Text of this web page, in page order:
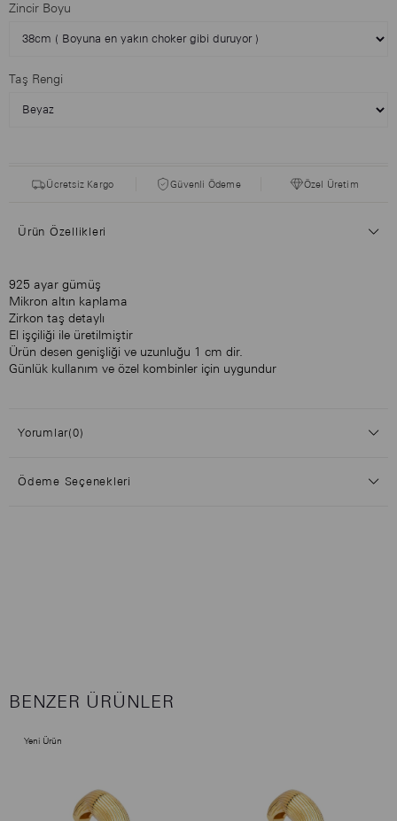
Zincir Boyu
Taş Rengi
Ücretsiz Kargo Güvenli Ödeme Özel Üretim
Ürün Özellikleri
925 ayar gümüş
Mikron altın kaplama
Zirkon taş detaylı
El işçiliği ile üretilmiştir
Ürün desen genişliği ve uzunluğu 1 cm dir.
Günlük kullanım ve özel kombinler için uygundur
Yorumlar(0)
Ödeme Seçenekleri
BENZER ÜRÜNLER
Yeni Ürün